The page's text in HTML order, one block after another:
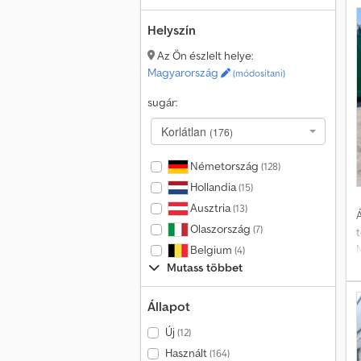
Helyszín
Az Ön észlelt helye:
Magyarország
(módosítani)
sugár:
Korlátlan (176)
Németország (128)
Hollandia(15)
Ausztria(13)
Olaszország (7)
Belgium (4)
Mutass többet
Állapot
Új(12)
Használt(164)